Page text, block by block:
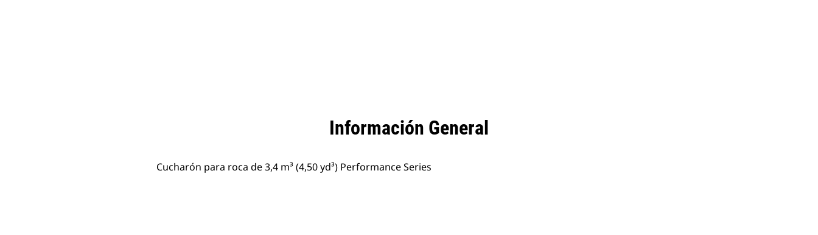
Información General
Cucharón para roca de 3,4 m³ (4,50 yd³) Performance Series